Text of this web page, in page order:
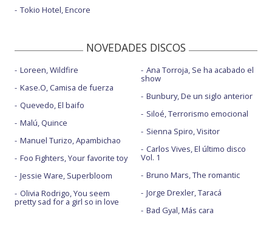
Tokio Hotel, Encore
NOVEDADES DISCOS
Loreen, Wildfire
Kase.O, Camisa de fuerza
Quevedo, El baifo
Malú, Quince
Manuel Turizo, Apambichao
Foo Fighters, Your favorite toy
Jessie Ware, Superbloom
Olivia Rodrigo, You seem
pretty sad for a girl so in love
Ana Torroja, Se ha acabado el
show
Bunbury, De un siglo anterior
Siloé, Terrorismo emocional
Sienna Spiro, Visitor
Carlos Vives, El último disco
Vol. 1
Bruno Mars, The romantic
Jorge Drexler, Taracá
Bad Gyal, Más cara